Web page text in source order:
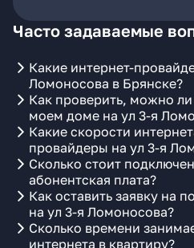
Часто задаваемые
Какие интернет-
Ломоносова в Брянске?
Как проверить, можно
моем доме на ул 3-я
Какие скорости
провайдеры на ул 3-я
Сколько стоит
абонентская плата?
Как оставить заявку на
на ул 3-я Ломоносова?
Сколько времени
интернета в квартиру?